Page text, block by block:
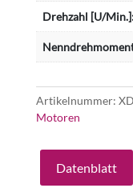
Drehzahl [U/
Artikelnummer:
Motoren
Datenblatt